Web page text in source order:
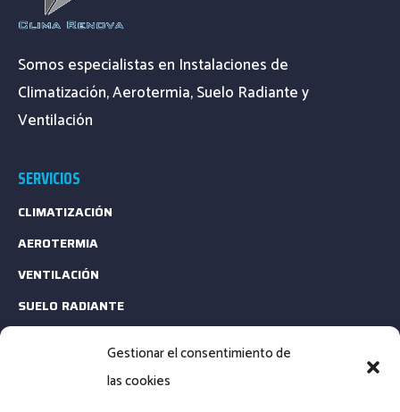
Gestionar el consentimiento de
las cookies
Somos especialistas en Instalaciones de
Climatización, Aerotermia, Suelo Radiante y
Ventilación
SERVICIOS
CLIMATIZACIÓN
AEROTERMIA
VENTILACIÓN
SUELO RADIANTE